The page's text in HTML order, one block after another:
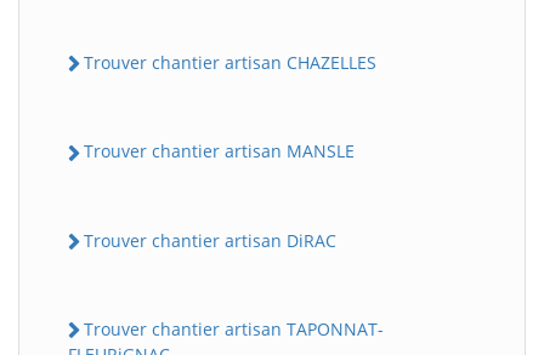
Trouver chantier artisan CHAZELLES
Trouver chantier artisan MANSLE
Trouver chantier artisan DiRAC
Trouver chantier artisan TAPONNAT-